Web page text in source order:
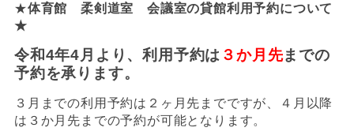
★体育館 柔剣道室 会議室の貸館利用予約について
★
令和4年4月より、利用予約は ３か月先までの
予約を承ります。
３月までの利用予約は２ヶ月先までですが、４月以降
は３か月先までの予約が可能となります。